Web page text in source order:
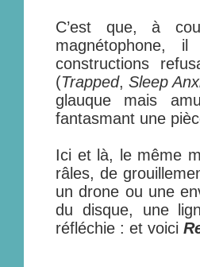
C’est que, à
magnétophone,
constructions
(Trapped, Sleep
glauque mais
fantasmant une
Ici et là, le même
râles, de
un drone ou une
du disque, une
réfléchie : et voici